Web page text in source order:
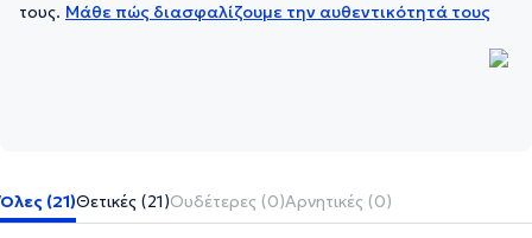
τους. Μάθε πώς διασφαλίζουμε την αυθεντικότητά τους
Όλες (21)Θετικές (21)Ουδέτερες (0)Αρνητικές (0)